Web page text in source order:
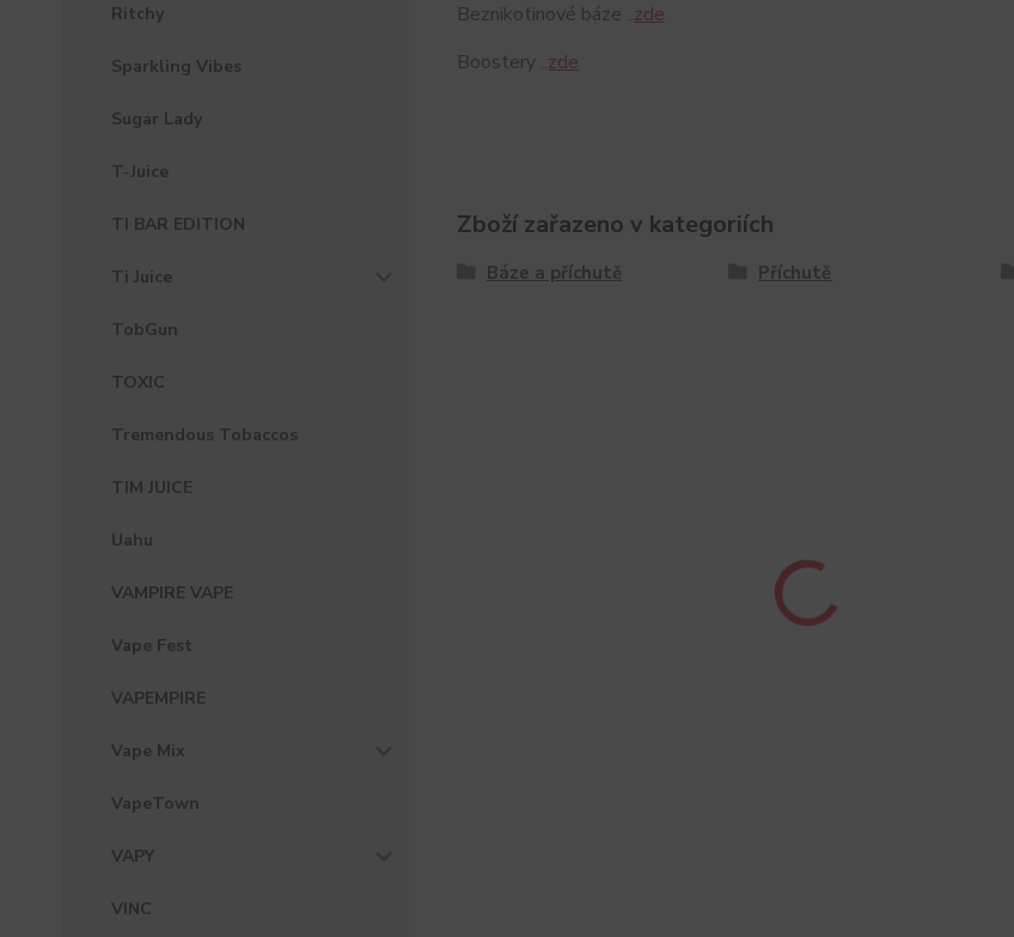
Ritchy
Sparkling Vibes
Sugar Lady
T-Juice
TI BAR EDITION
Ti Juice
TobGun
TOXIC
Tremendous Tobaccos
TIM JUICE
Uahu
VAMPIRE VAPE
Vape Fest
VAPEMPIRE
Vape Mix
VapeTown
VAPY
VINC
Beznikotinové báze ..zde
Boostery ..zde
Zboží zařazeno v kategoriích
Báze a příchutě Příchutě